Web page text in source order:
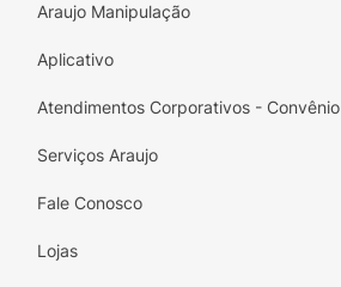
Araujo Manipulação
Aplicativo
Atendimentos Corporativos - Convênio
Serviços Araujo
Fale Conosco
Lojas